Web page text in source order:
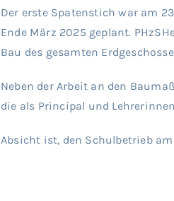
Der erste Spatenstich war am
Ende März 2025 geplant.
Bau des gesamten
Neben der Arbeit an den
die als Principal und
Absicht ist, den Schulbetrieb